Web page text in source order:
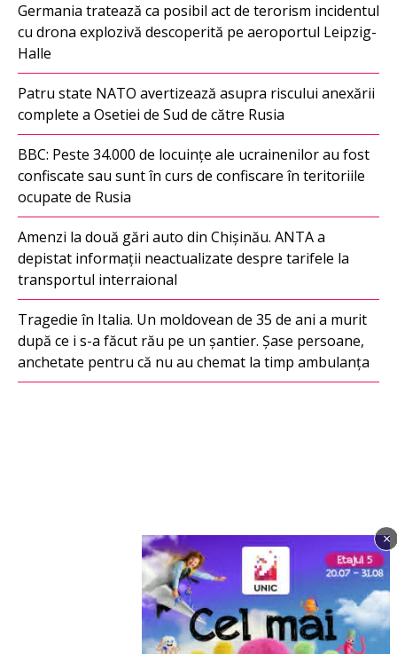
Germania tratează ca posibil act de terorism incidentul
cu drona explozivă descoperită pe aeroportul Leipzig-
Halle
Patru state NATO avertizează asupra riscului anexării
complete a Osetiei de Sud de către Rusia
BBC: Peste 34.000 de locuințe ale ucrainenilor au fost
confiscate sau sunt în curs de confiscare în teritoriile
ocupate de Rusia
Amenzi la două gări auto din Chișinău. ANTA a
depistat informații neactualizate despre tarifele la
transportul interraional
Tragedie în Italia. Un moldovean de 35 de ani a murit
după ce i s-a făcut rău pe un șantier. Șase persoane,
anchetate pentru că nu au chemat la timp ambulanța
×
Imagine